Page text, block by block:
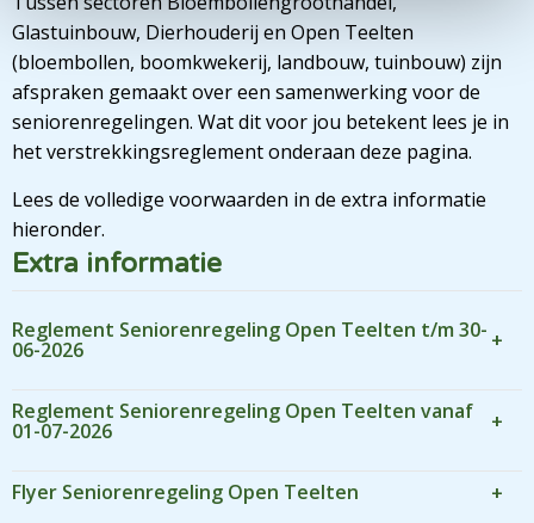
Glastuinbouw, Dierhouderij en Open Teelten
(bloembollen, boomkwekerij, landbouw, tuinbouw) zijn
afspraken gemaakt over een samenwerking voor de
seniorenregelingen. Wat dit voor jou betekent lees je in
het verstrekkingsreglement onderaan deze pagina.
Lees de volledige voorwaarden in de extra informatie
hieronder.
Extra informatie
Reglement Seniorenregeling Open Teelten t/m 30-
06-2026
Reglement Seniorenregeling Open Teelten vanaf
01-07-2026
Flyer Seniorenregeling Open Teelten